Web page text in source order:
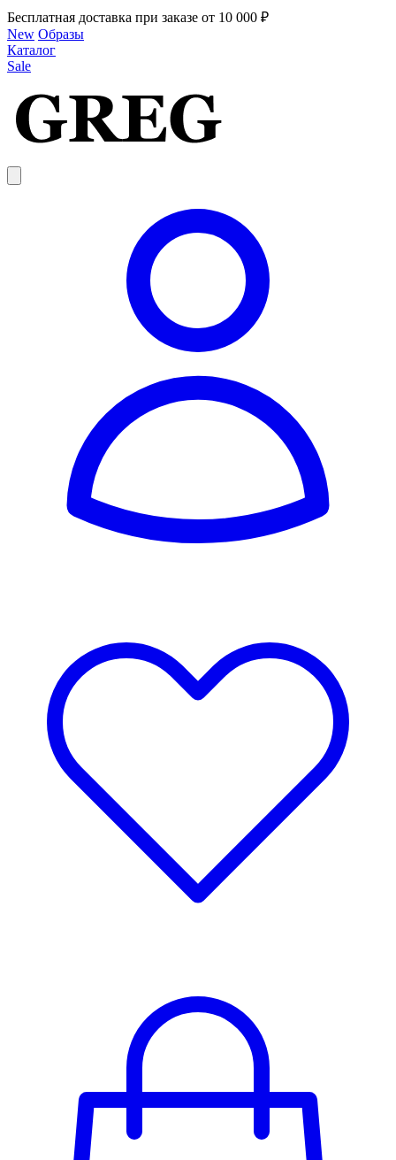
Бесплатная доставка при заказе от 10 000 ₽
New Образы
Каталог
Sale